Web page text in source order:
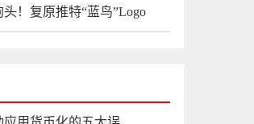
！复原推特“蓝鸟”Logo